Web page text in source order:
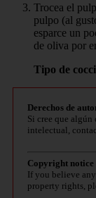
Trocea el
pulpo (al
esparce un
de oliva por
Tipo de
Derechos de
Si cree que
intelectual,
Copyright notice
If you believe
property rights,